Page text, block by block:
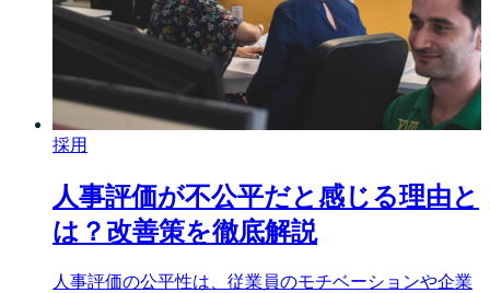
採用
人事評価が不公平だと感じる理由と
は？改善策を徹底解説
人事評価の公平性は、従業員のモチベーションや企業